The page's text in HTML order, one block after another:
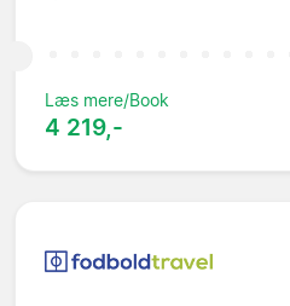
Læs mere/Book
4 219,-